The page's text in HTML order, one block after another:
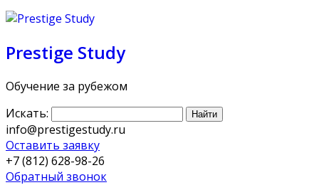
Prestige Study
Обучение за рубежом
Искать:
info@prestigestudy.ru
Оставить заявку
+7 (812) 628-98-26
Обратный звонок